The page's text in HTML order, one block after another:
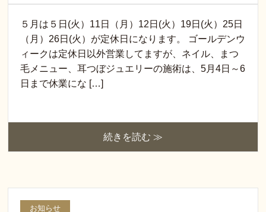
５月は５日(火）11日（月）12日(火）19日(火）25日
（月）26日(火）が定休日になります。 ゴールデンウ
ィークは定休日以外営業してますが、ネイル、まつ
毛メニュー、耳つぼジュエリーの施術は、5月4日～6
日まで休業にな […]
続きを読む ≫
お知らせ